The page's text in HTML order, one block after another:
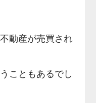
動産が売買され
こともあるでし